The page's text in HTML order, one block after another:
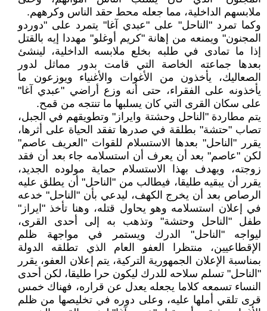
ملابسهم الداخلية، مما جعله محط حقد الناس وكرههم.
وكما تمرد "الناحل" على "عبدي آغا" يتمرد على "دوردو
المجنون" ويمنعه من إهانة "كريم أوغلو" مهددا إيه بالقتل
إذا ما تمادى في طلبه بخلع ملابسه الداخلية، لينشئ
بعدها جماعته الخاصة التي قامت بدور مماثل لدور
الصعاليك، يأخذون من الأغوات والأغنياء ويوزعون ما
يأخذونه على الفقراء، حتى أنه وزع أراضي "عبدي آغا"
على سكان القرى التي كان يسلبها ما تنتجه من قمح.
يتم مطاردة "الناحل وحشتة وايراز" وتطويقهم في الجبل،
تصاب "حتشة" بطلقة في صدرها تفقد الحياة على أثرها،
يقرر "الناحل" بعدها الاستسلام للقوات "العريف عاصم"
لكن "عاصم" بعد أن يعرف أن استسلامه جاء بعد أن فقد
زوجته، ويهدف بهذا الاستسلام حماية مولوده الجديد،
يقرر أن يبقيه طليقا، فيطالب من "الناحل" أن يطلق عليه
الرصاص بعد أن يخرج الكهف، ليدعي بأن "الناحل" خدعه
في إعلان استسلامه وهو يحاول قتله، وهنا تأخذ "ايراز"
طفل "الناحل وحتشة" وتذهب به إلى أحدى القرى،
ليواجه "الناحل" الدرك ويستمر في مواجهة ظلم
الإقطاعيين، منتظرا العفو العام الذي تطلقه الدولة
بمناسبة الإعلان الجمهورية التركية، يتم إعلان العفو، يقرر
"الناحل" تسلم سلاحه للدرك ليكون حرا طليقا، لكن أحدى
النساء تسمعه كلاما يجعله يعدل عن قراره، فهناك خمس
قرى تلقي أملها عليه، وعلى دوره في تخليصها من ظلم